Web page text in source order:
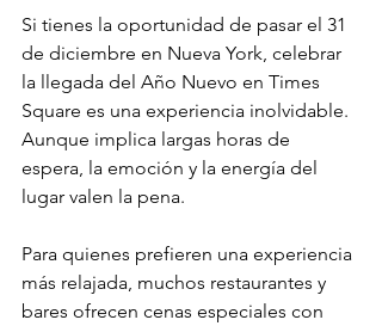
Si tienes la oportunidad de pasar el 31
de diciembre en Nueva York, celebrar
la llegada del Año Nuevo en Times
Square es una experiencia inolvidable.
Aunque implica largas horas de
espera, la emoción y la energía del
lugar valen la pena.
Para quienes prefieren una experiencia
más relajada, muchos restaurantes y
bares ofrecen cenas especiales con